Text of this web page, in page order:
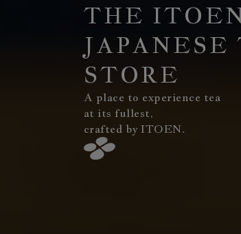
THE
JAPANESE
STORE
A place to experience tea
at its fullest,
crafted by ITOEN.